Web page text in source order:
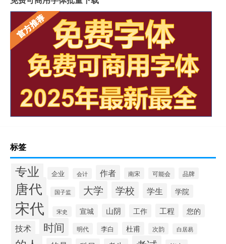
标签
专业 企业 会计 作者 南宋 可能会 品牌
唐代 国子监 大学 学校 学生 学院
宋代 宋史 宣城 山阴 工作 工程 您的
技术 时间 明代 李白 杜甫 次韵 白居易